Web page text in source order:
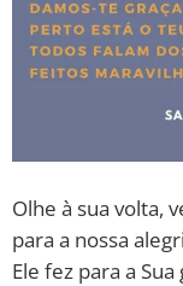
QUEM SOMOS
Olhe à sua volta,
para a nossa
Ele fez para a